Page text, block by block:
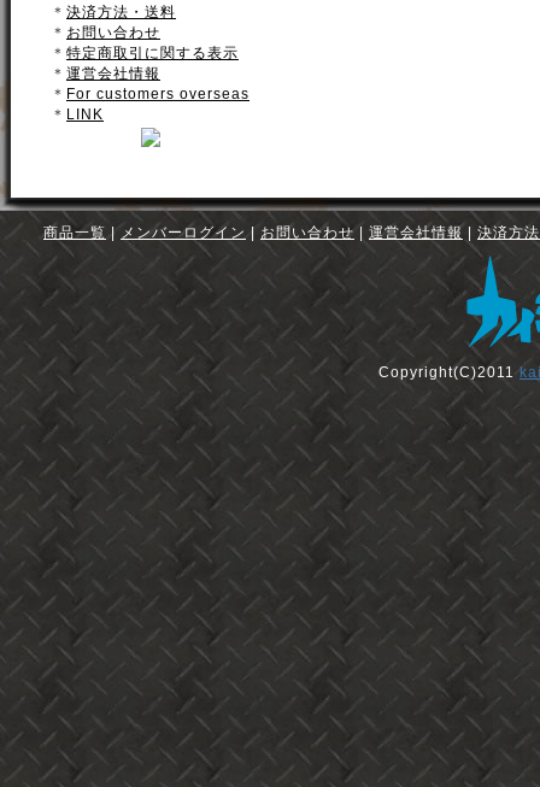
＊ 決済方法・送料
＊ お問い合わせ
＊ 特定商取引に関する表示
＊ 運営会社情報
＊ For customers overseas
＊ LINK
商品一覧 メンバーログイン お問い合わせ 運営会社情報 決済方
Copyright(C)2011